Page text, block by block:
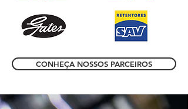
CONHEÇA NOSSOS PARCEIROS